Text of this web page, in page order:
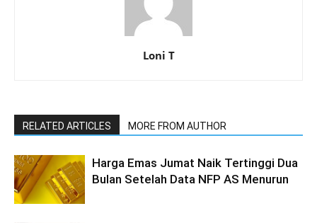
Loni T
RELATED ARTICLES MORE FROM AUTHOR
Harga Emas Jumat Naik Tertinggi Dua
Bulan Setelah Data NFP AS Menurun